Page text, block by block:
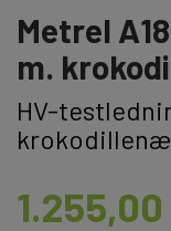
Metrel
m.
HV-
1.255,00